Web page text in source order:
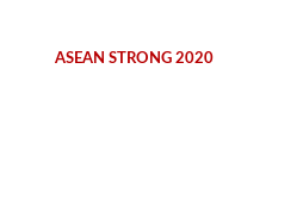
ASEAN STRONG 2020